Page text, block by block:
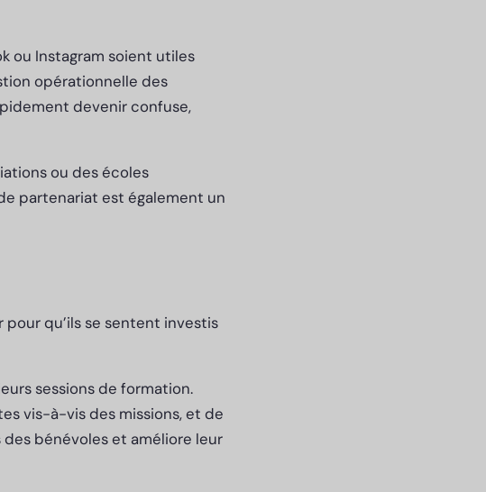
ou Instagram soient utiles
opérationnelle des
devenir confuse,
ou des écoles
partenariat est également un
qu’ils se sentent investis
sessions de formation.
vis-à-vis des missions, et de
bénévoles et améliore leur